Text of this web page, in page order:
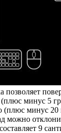
позволяет
минус 5
(плюс минус 20
можно
9